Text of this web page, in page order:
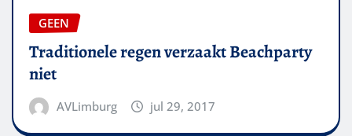
GEEN
Traditionele regen verzaakt Beachparty
niet
AVLimburg jul 29, 2017